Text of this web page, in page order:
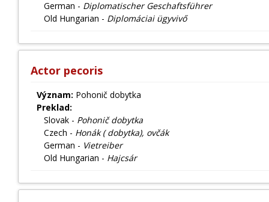
German - Diplomatischer Geschaftsführer
Old Hungarian - Diplomáciai ügyvivő
Actor pecoris
Význam: Pohonič dobytka
Preklad:
Slovak - Pohonič dobytka
Czech - Honák ( dobytka), ovčák
German - Vietreiber
Old Hungarian - Hajcsár